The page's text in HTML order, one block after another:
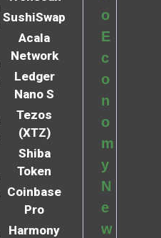
SushiSwap
Acala
Network
Ledger
Nano S
Tezos
(XTZ)
Shiba
Token
Coinbase
Pro
Harmony
o
E
c
o
n
o
m
y
N
e
w